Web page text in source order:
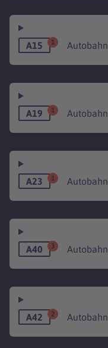
A15 1 Autobahn
A19 1 Autobahn
A23 1 Autobahn
A40 3 Autobahn
A42 2 Autobahn